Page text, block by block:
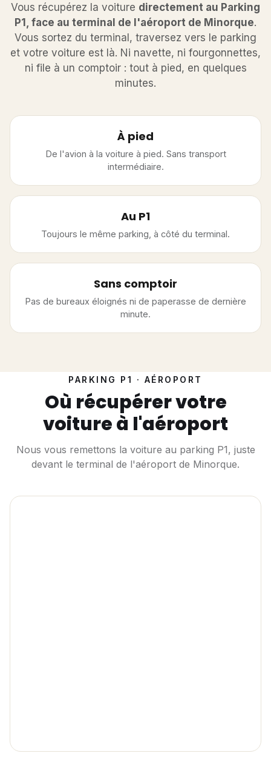
Vous récupérez la voiture directement au Parking
P1, face au terminal de l'aéroport de Minorque.
Vous sortez du terminal, traversez vers le parking
et votre voiture est là. Ni navette, ni fourgonnettes,
ni file à un comptoir : tout à pied, en quelques
minutes.
À pied
De l'avion à la voiture à pied. Sans transport
intermédiaire.
Au P1
Toujours le même parking, à côté du terminal.
Sans comptoir
Pas de bureaux éloignés ni de paperasse de dernière
minute.
PARKING P1 · AÉROPORT
Où récupérer votre
voiture à l'aéroport
Nous vous remettons la voiture au parking P1, juste
devant le terminal de l'aéroport de Minorque.